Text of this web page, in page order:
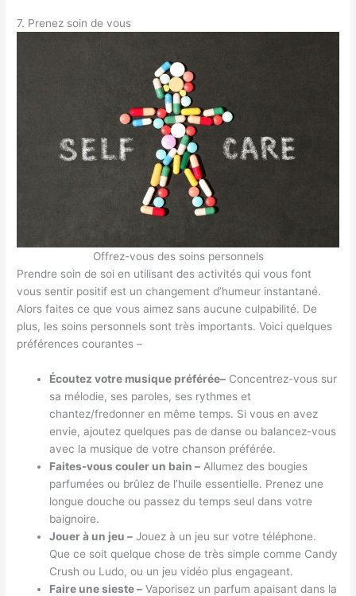
7. Prenez soin de vous
Offrez-vous des soins personnels
Prendre soin de soi en utilisant des activités qui vous font
vous sentir positif est un changement d’humeur instantané.
Alors faites ce que vous aimez sans aucune culpabilité. De
plus, les soins personnels sont très importants. Voici quelques
préférences courantes –
Écoutez votre musique préférée– Concentrez-vous sur
sa mélodie, ses paroles, ses rythmes et
chantez/fredonner en même temps. Si vous en avez
envie, ajoutez quelques pas de danse ou balancez-vous
avec la musique de votre chanson préférée.
Faites-vous couler un bain – Allumez des bougies
parfumées ou brûlez de l’huile essentielle. Prenez une
longue douche ou passez du temps seul dans votre
baignoire.
Jouer à un jeu – Jouez à un jeu sur votre téléphone.
Que ce soit quelque chose de très simple comme Candy
Crush ou Ludo, ou un jeu vidéo plus engageant.
Faire une sieste – Vaporisez un parfum apaisant dans la